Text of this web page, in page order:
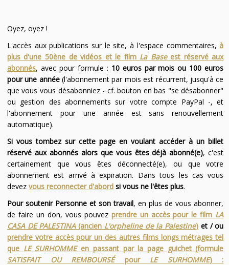
Oyez, oyez !
L'accès aux publications sur le site, à l'espace commentaires,à
plus d'une 50ène de vidéos et le film La Baseest réservé aux
abonnés, avec pour formule : 10 euros par mois ou 100 euros
pour une année(l'abonnement par mois est récurrent, jusqu'à ce
que vous vous désabonniez - cf. bouton en bas "se désabonner"
ou gestion des abonnements sur votre compte PayPal -, et
l'abonnement pour une année est sans renouvellement
automatique).
Si vous tombez sur cette page en voulant accéder à un billet
réservé aux abonnés alors que vous êtes déjà abonné(e), c'est
certainement que vous êtes déconnecté(e), ou que votre
abonnement est arrivé à expiration. Dans tous les cas vous
devez vous reconnecter d'abordsi vous ne l'êtes plus.
Pour soutenir Personne et son travail, en plus de vous abonner,
de faire un don, vous pouvez prendre un accès pour le film LA
CASA DE PALESTINA(ancien L'orpheline de la Palestine) et / ou
prendre votre accès pour un des autres films longs métrages tel
que LE SURHOMMEen passant par la page guichet (formule
SATISFAIT OU REMBOURSÉpour LE SURHOMME) :